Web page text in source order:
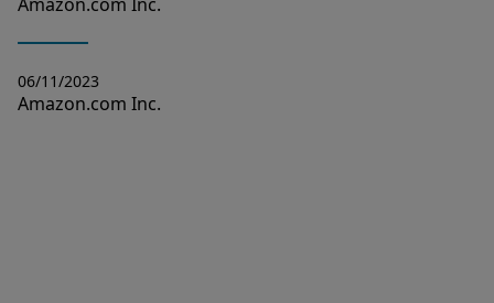
06/11/2023
Amazon.com Inc.